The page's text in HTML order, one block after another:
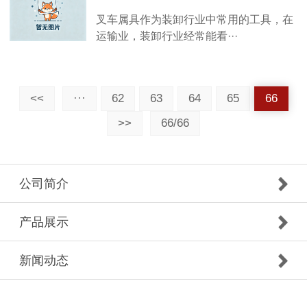
叉车属具作为装卸行业中常用的工具，在
运输业，装卸行业经常能看···
<< ··· 62 63 64 65
66
>>
66/66
公司简介
产品展示
新闻动态